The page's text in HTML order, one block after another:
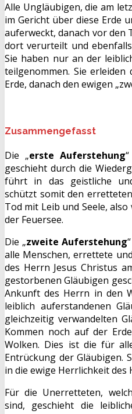
Alle Ungläubigen, die am
im Gericht über diese Erde
auferweckt, danach vor den
dort verurteilt und
Sie haben nur an der
teilgenommen. Sie erleiden
Erde, danach den ewigen
Zusammengefasst
Die „erste Auferstehung
geschieht durch die
führt in das geistliche
schützt somit den
Tod mit Leib und Seele,
der Feuersee.
Die „zweite Auferstehung
alle Menschen, errettete
des Herrn Jesus Christus
gestorbenen Gläubigen
Ankunft des Herrn in den
leiblich auferstandenen
gleichzeitig verwandelten
Kommen noch auf der
Wolken. Dies ist die für
Entrückung der Gläubigen.
in die ewige Herrlichkeit des
Für die Unerretteten,
sind, geschieht die